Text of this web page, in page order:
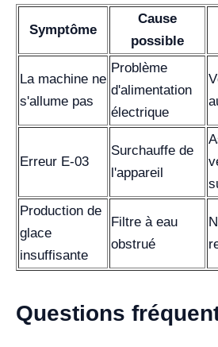
Symptôme
Cause
possible
La machine ne
s'allume pas
Problème
d'alimentation
électrique
Erreur E-03
Surchauffe de
l'appareil
Production de
glace
insuffisante
Filtre à eau
obstrué
Questions